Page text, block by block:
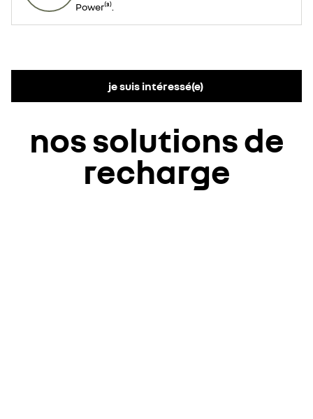
Power⁽³⁾.
je suis intéressé(e)
nos solutions de
recharge